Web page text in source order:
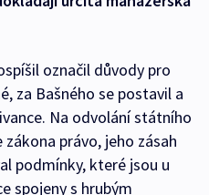
označil důvody pro
za Bašného se postavil a
Na odvolání státního
právo, jeho zásah
podmínky, které jsou u
spojeny s hrubým